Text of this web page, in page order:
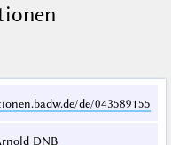
de/043589155
DNB